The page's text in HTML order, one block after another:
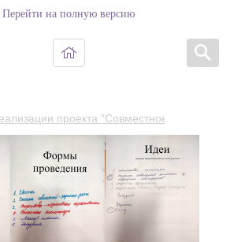
Перейти на полную версию
проекта "Совместное творчество"